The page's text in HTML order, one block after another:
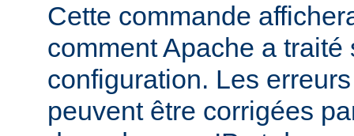
Cette commande
comment Apache a traité
configuration. Les
peuvent être corrigées